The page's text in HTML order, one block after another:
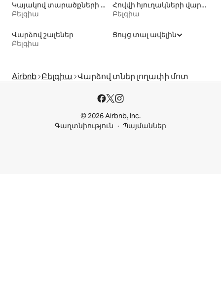
Կայակով տարածքների վարձակալություն
Բելգիա
Հովվի հյուղակների վարձակալություն
Բելգիա
Վարձով շալեներ
Բելգիա
Ցույց տալ ավելին
Airbnb Բելգիա Վարձով տներ լողափի մոտ
© 2026 Airbnb, Inc.
Գաղտնիություն
Պայմաններ